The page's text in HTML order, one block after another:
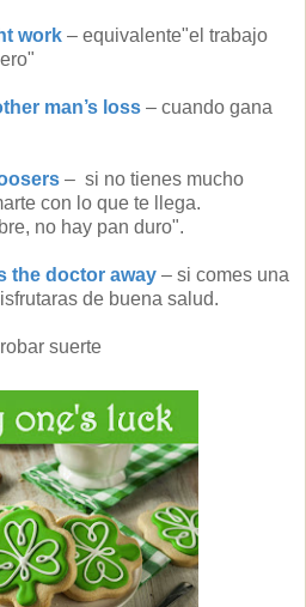
work– equivalente"el trabajo
man’s loss – cuando gana
– si no tienes mucho
con lo que te llega.
no hay pan duro".
the doctor away – si comes una
de buena salud.
suerte